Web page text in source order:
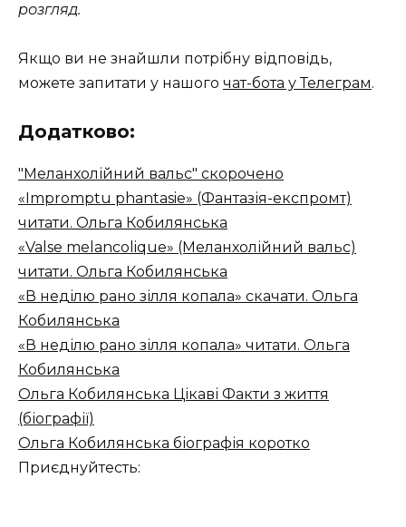
розгляд.
Якщо ви не знайшли потрібну відповідь,
можете запитати у нашого чат-бота у Телеграм.
Додатково:
"Меланхолійний вальс" скорочено
«Impromptu phantasie» (Фантазія-експромт)
читати. Ольга Кобилянська
«Valse melancolique» (Меланхолійний вальс)
читати. Ольга Кобилянська
«В неділю рано зілля копала» скачати. Ольга
Кобилянська
«В неділю рано зілля копала» читати. Ольга
Кобилянська
Ольга Кобилянська Цікаві Факти з життя
(біографії)
Ольга Кобилянська біографія коротко
Приєднуйтесть: